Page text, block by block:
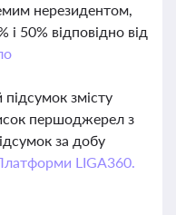
нерезидентом,
50% відповідно від
змісту
першоджерел з
за добу
LIGA360.